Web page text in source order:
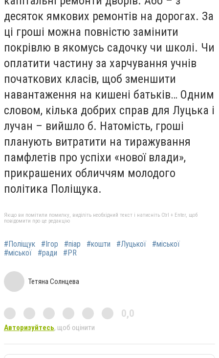
десяток ямкових ремонтів на дорогах. За
ці гроші можна повністю замінити
покрівлю в якомусь садочку чи школі. Чи
оплатити частину за харчування учнів
початкових класів, щоб зменшити
навантаження на кишені батьків… Одним
словом, кілька добрих справ для Луцька і
лучан – вийшло б. Натомість, гроші
планують витратити на тиражування
памфлетів про успіхи «нової влади»,
прикрашених обличчям молодого
політика Поліщука.
Якщо ви помітили помилку, виділіть необхідний текст і натисніть Ctrl + Enter, щоб
повідомити про це редакцію
#Поліщук #Ігор #піар #кошти #Луцької
#міської
#міської
#ради #PR
Тетяна Солнцева
0,0
Авторизуйтесь, щоб оцінити